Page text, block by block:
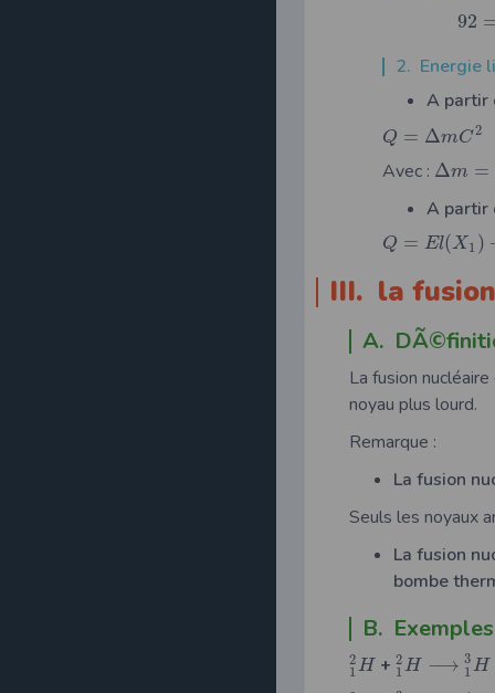
92
2. Energie
A partir
Q = ΔmC2
Avec : Δm =
A partir
Q = El(X 1 )
III. la
A.
La fusion
noyau plus lourd.
Remarque :
La fusion
Seuls les noyaux
La fusion
bombe
B.
2
1 H +2
1 H ⟶ 3
1 H